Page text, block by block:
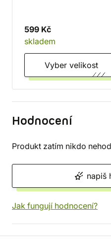
599 Kč
skladem
Vyber velikost
Hodnocení
Produkt zatím nikdo
napiš
Jak fungují hodnocení?